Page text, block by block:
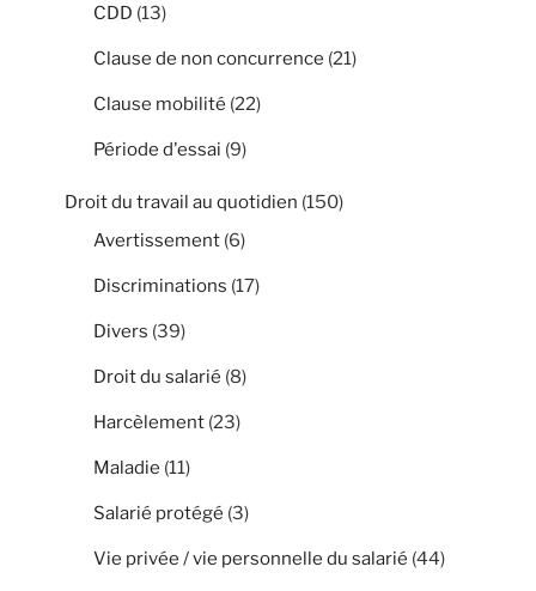
CDD (13)
Clause de non concurrence (21)
Clause mobilité (22)
Période d'essai (9)
Droit du travail au quotidien (150)
Avertissement (6)
Discriminations (17)
Divers (39)
Droit du salarié (8)
Harcèlement (23)
Maladie (11)
Salarié protégé (3)
Vie privée / vie personnelle du salarié (44)